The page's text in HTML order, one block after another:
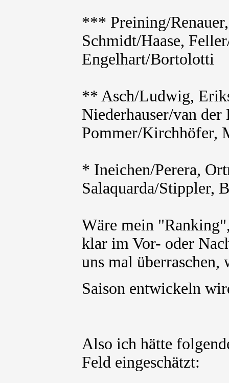
*** Preining/
Schmidt/Haase,
Engelhart/Bortolotti
** Asch/Ludwig,
Niederhauser/van
Pommer/Kirchhöfer,
* Ineichen/Perera,
Salaquarda/Stippler,
Wäre mein
klar im Vor- oder
uns mal überraschen,
Saison entwickeln
Also ich hätte
Feld eingeschätzt: